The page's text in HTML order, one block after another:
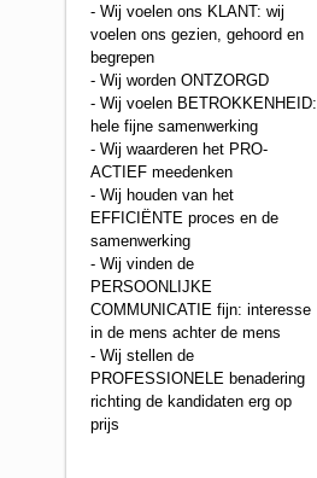
- Wij voelen ons KLANT: wij
voelen ons gezien, gehoord en
begrepen
- Wij worden ONTZORGD
- Wij voelen BETROKKENHEID:
hele fijne samenwerking
- Wij waarderen het PRO-
ACTIEF meedenken
- Wij houden van het
EFFICIËNTE proces en de
samenwerking
- Wij vinden de
PERSOONLIJKE
COMMUNICATIE fijn: interesse
in de mens achter de mens
- Wij stellen de
PROFESSIONELE benadering
richting de kandidaten erg op
prijs